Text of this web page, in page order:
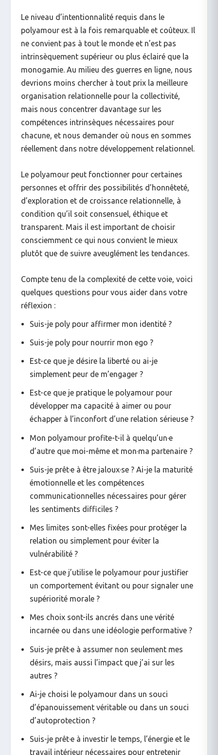
Le niveau d’intentionnalité requis dans le
polyamour est à la fois remarquable et coûteux. Il
ne convient pas à tout le monde et n’est pas
intrinsèquement supérieur ou plus éclairé que la
monogamie. Au milieu des guerres en ligne, nous
devrions moins chercher à tout prix la meilleure
organisation relationnelle pour la collectivité,
mais nous concentrer davantage sur les
compétences intrinsèques nécessaires pour
chacune, et nous demander où nous en sommes
réellement dans notre développement relationnel.
Le polyamour peut fonctionner pour certaines
personnes et offrir des possibilités d’honnêteté,
d’exploration et de croissance relationnelle, à
condition qu’il soit consensuel, éthique et
transparent. Mais il est important de choisir
consciemment ce qui nous convient le mieux
plutôt que de suivre aveuglément les tendances.
Compte tenu de la complexité de cette voie, voici
quelques questions pour vous aider dans votre
réflexion :
Suis-je poly pour affirmer mon identité ?
Suis-je poly pour nourrir mon ego ?
Est-ce que je désire la liberté ou ai-je
simplement peur de m’engager ?
Est-ce que je pratique le polyamour pour
développer ma capacité à aimer ou pour
échapper à l’inconfort d’une relation sérieuse ?
Mon polyamour profite-t-il à quelqu’un·e
d’autre que moi-même et mon·ma partenaire ?
Suis-je prêt·e à être jaloux·se ? Ai-je la maturité
émotionnelle et les compétences
communicationnelles nécessaires pour gérer
les sentiments difficiles ?
Mes limites sont-elles fixées pour protéger la
relation ou simplement pour éviter la
vulnérabilité ?
Est-ce que j’utilise le polyamour pour justifier
un comportement évitant ou pour signaler une
supériorité morale ?
Mes choix sont-ils ancrés dans une vérité
incarnée ou dans une idéologie performative ?
Suis-je prêt·e à assumer non seulement mes
désirs, mais aussi l’impact que j’ai sur les
autres ?
Ai-je choisi le polyamour dans un souci
d’épanouissement véritable ou dans un souci
d’autoprotection ?
Suis-je prêt·e à investir le temps, l’énergie et le
travail intérieur nécessaires pour entretenir